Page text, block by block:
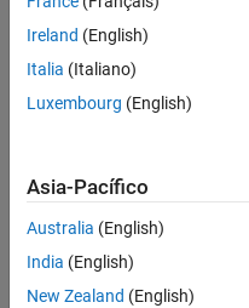
los
empleos.
Busque
por
ubicación
todos
empleos
en su
zona.
Ireland (English)
Italia (Italiano)
Luxembourg (English)
Asia-Pacífico
Australia (English)
India (English)
New Zealand (English)